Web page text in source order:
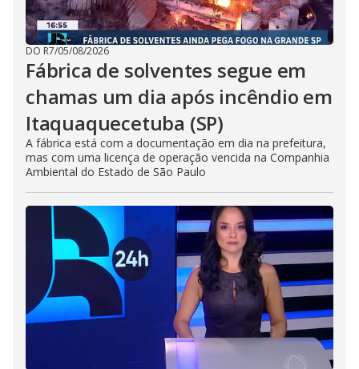
DO R7/05/08/2026
Fábrica de solventes segue em
chamas um dia após incêndio em
Itaquaquecetuba (SP)
A fábrica está com a documentação em dia na prefeitura,
mas com uma licença de operação vencida na Companhia
Ambiental do Estado de São Paulo